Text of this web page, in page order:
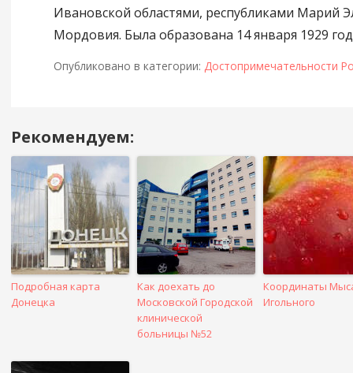
Ивановской областями, республиками Марий
Мордовия. Была образована 14 января 1929
Опубликовано в категории: Достопримечательности
Навигация
в
посте
Рекомендуем:
Подробная карта
Донецка
Как доехать до
Московской Городской
клинической
больницы №52
Координаты
Игольного